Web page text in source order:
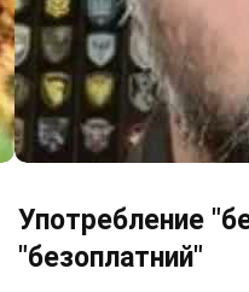
Употребление
"безоплатний"